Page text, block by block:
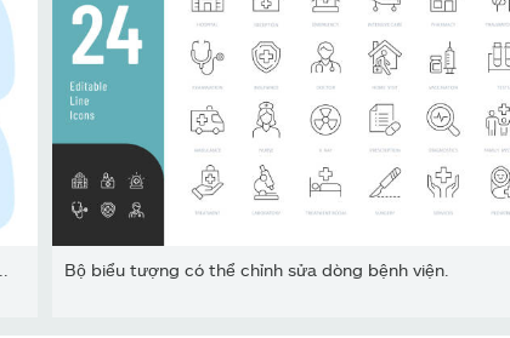
Bộ biểu tượng có thể chỉnh sửa dòng bệnh viện.